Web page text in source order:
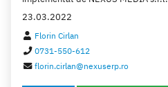
23.03.2022
Florin Cirlan
0731-550-612
florin.cirlan@nexuserp.ro